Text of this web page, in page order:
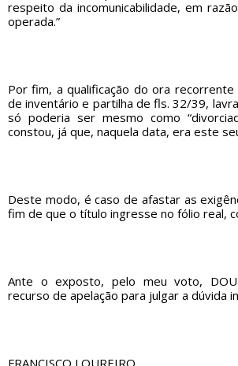
respeito da incomunicabilidade, em
operada.”
Por fim, a qualificação do ora
de inventário e partilha de fls. 32/39,
só poderia ser mesmo como
constou, já que, naquela data, era este
Deste modo, é caso de afastar as
fim de que o título ingresse no fólio real,
Ante o exposto, pelo meu voto, DOU
recurso de apelação para julgar a dúvida
FRANCISCO LOUREIRO